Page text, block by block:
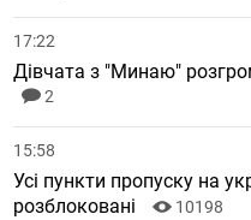
17:22
Дівчата з "Минаю"
2
15:58
Усі пункти пропуску на
розблоковані
10198